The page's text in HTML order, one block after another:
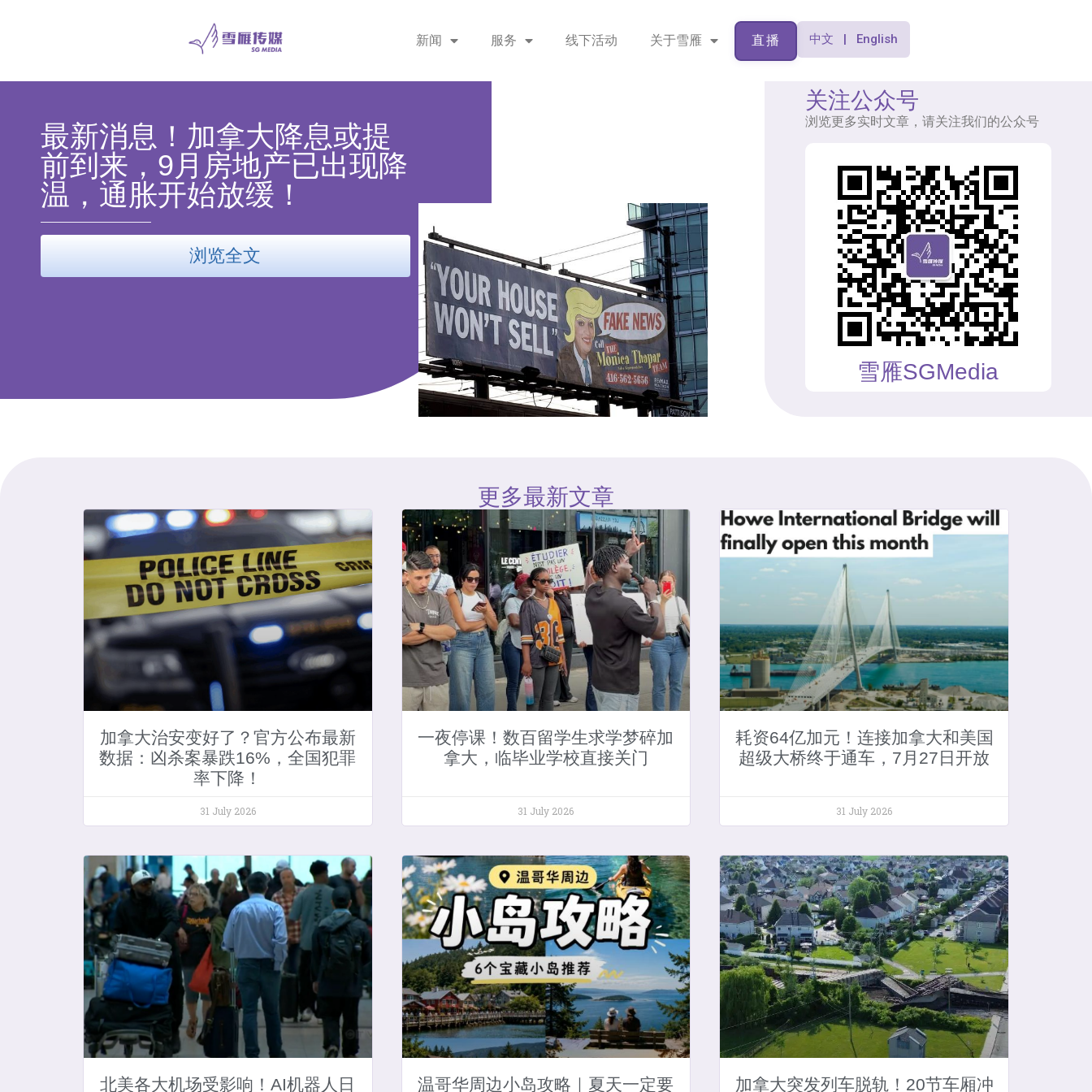
新闻 服务 线下活动 关于雪雁 直播 中文 | English
最新消息！加拿大降息或提
前到来，9月房地产已出现降
温，通胀开始放缓！
浏览全文
关注公众号
浏览更多实时文章，请关注我们的公众号
雪雁SGMedia
更多最新文章
加拿大治安变好了？官方公布最新
数据：凶杀案暴跌16%，全国犯罪
率下降！
31 July 2026
一夜停课！数百留学生求学梦碎加
拿大，临毕业学校直接关门
31 July 2026
耗资64亿加元！连接加拿大和美国
超级大桥终于通车，7月27日开放
31 July 2026
北美各大机场受影响！AI机器人日 温哥华周边小岛攻略｜夏天一定要 加拿大突发列车脱轨！20节车厢冲